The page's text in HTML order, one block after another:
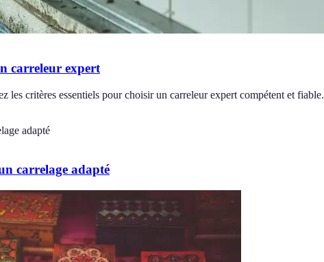
carreleur expert
les critères essentiels pour choisir un carreleur expert compétent et fiable.
carrelage adapté